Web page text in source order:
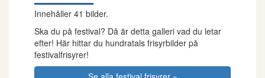
Innehåller 41 bilder.
Ska du på festival? Då är detta galleri vad du letar
efter! Här hittar du hundratals frisyrbilder på
festivalfrisyrer!